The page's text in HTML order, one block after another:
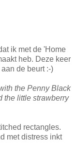
ik met de 'Home
heb. Deze keer
de beurt :-)
the Penny Black
the little strawberry
rectangles.
met distress inkt